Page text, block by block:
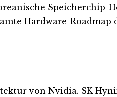
Hardware-
von Nvidia. SK